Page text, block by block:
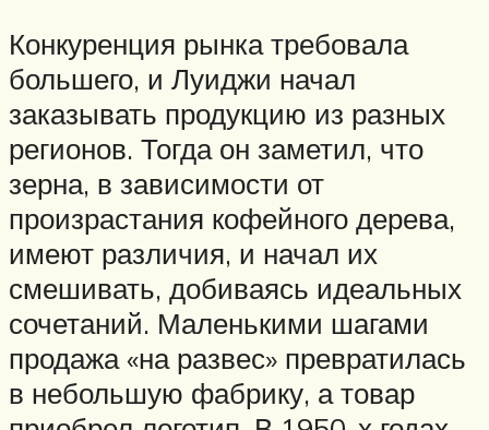
Конкуренция рынка требовала
большего, и Луиджи начал
заказывать продукцию из разных
регионов. Тогда он заметил, что
зерна, в зависимости от
произрастания кофейного дерева,
имеют различия, и начал их
смешивать, добиваясь идеальных
сочетаний. Маленькими шагами
продажа «на развес» превратилась
в небольшую фабрику, а товар